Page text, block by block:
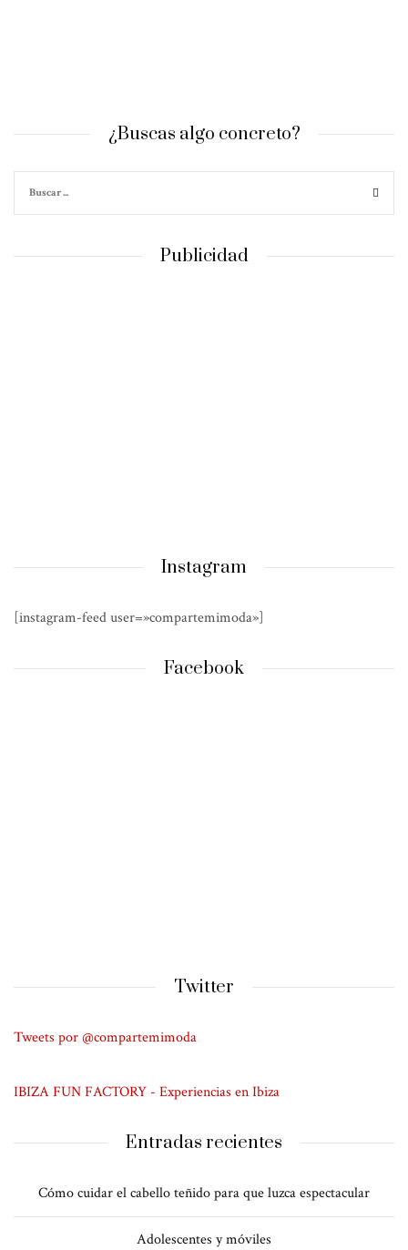
¿Buscas algo concreto?
Publicidad
Instagram
[instagram-feed user=»compartemimoda»]
Facebook
Twitter
Tweets por @compartemimoda
IBIZA FUN FACTORY - Experiencias en Ibiza
Entradas recientes
Cómo cuidar el cabello teñido para que luzca espectacular
Adolescentes y móviles